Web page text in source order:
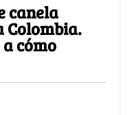
canela
Colombia.
cómo